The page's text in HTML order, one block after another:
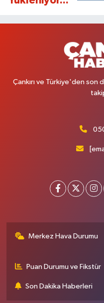
Çankırı ve Türkiye'den son
Merkez Hava Durumu
Puan Durumu ve Fikstür
Son Dakika Haberleri